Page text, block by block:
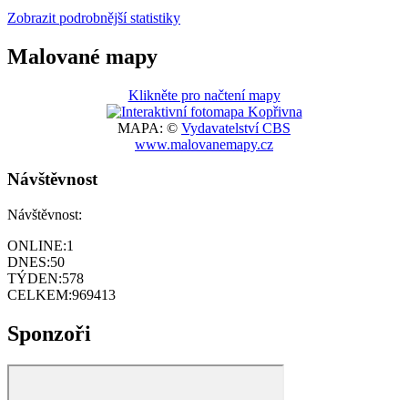
Zobrazit podrobnější statistiky
Malované mapy
Klikněte pro načtení mapy
MAPA: © Vydavatelství CBS
www.malovanemapy.cz
Návštěvnost
Návštěvnost:
ONLINE:1
DNES:50
TÝDEN:578
CELKEM:969413
Sponzoři